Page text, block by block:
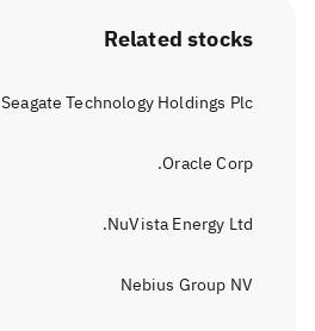
Related stocks
Seagate Technology Holdings Plc
Oracle Corp.
NuVista Energy Ltd.
Nebius Group NV